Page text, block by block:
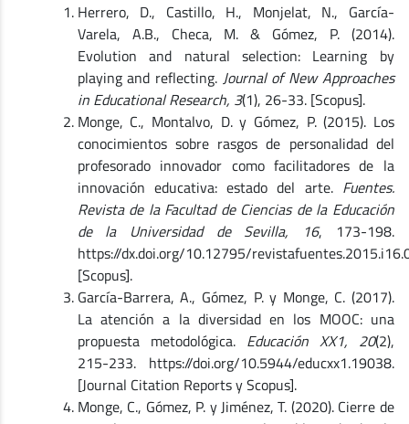
Herrero, D., Castillo, H., Monjelat, N., García-
Varela, A.B., Checa, M. & Gómez, P. (2014).
Evolution and natural selection: Learning by
playing and reflecting. Journal of New Approaches
in Educational Research, 3(1), 26-33. [Scopus].
Monge, C., Montalvo, D. y Gómez, P. (2015). Los
conocimientos sobre rasgos de personalidad del
profesorado innovador como facilitadores de la
innovación educativa: estado del arte. Fuentes.
Revista de la Facultad de Ciencias de la Educación
de la Universidad de Sevilla, 16, 173-198.
https://dx.doi.org/10.12795/
[Scopus].
García-Barrera, A., Gómez, P. y Monge, C. (2017).
La atención a la diversidad en los MOOC: una
propuesta metodológica. Educación XX1, 20(2),
215-233. https://doi.org/10.5944/educxx1.19038.
[Journal Citation Reports y Scopus].
Monge, C., Gómez, P. y Jiménez, T. (2020). Cierre de